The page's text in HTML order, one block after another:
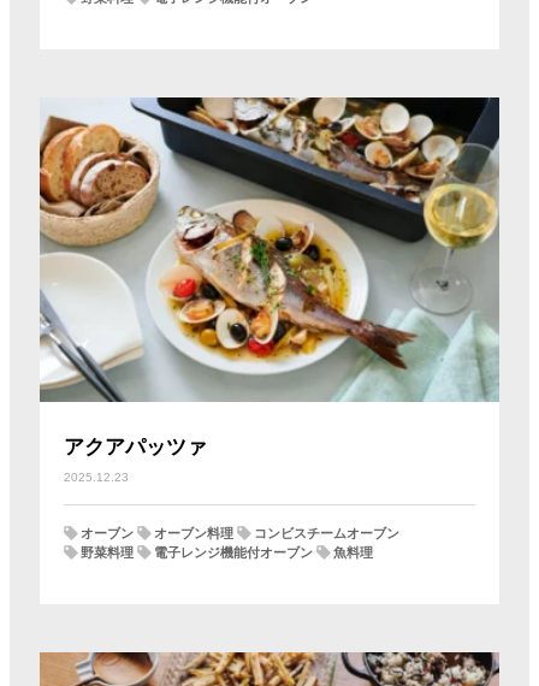
アクアパッツァ
2025.12.23
オーブン オーブン料理
コンビスチームオーブン
野菜料理
電子レンジ機能付オーブン 魚料理